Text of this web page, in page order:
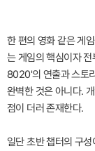
한 편의 영화 같은 게
는 게임의 핵심이자
8020'의 연출과 스토
완벽한 것은 아니다.
점이 더러 존재한다.
일단 초반 챕터의 구